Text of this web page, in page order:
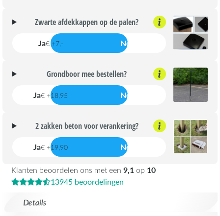
Details
Klanten beoordelen ons met een 9,1 op 10
13945 beoordelingen
Zwarte afdekkappen op de palen?
Ja€ +7,- Nee
Grondboor mee bestellen?
Ja€ +18,95 Nee
2 zakken beton voor verankering?
Ja€ +19,90 Nee